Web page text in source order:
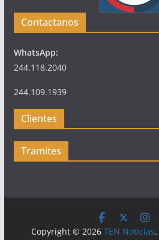
Contactanos
WhatsApp:
244.118.2040
244.109.1939
Clientes
Tramites
Copyright © 2026TEN Noticias